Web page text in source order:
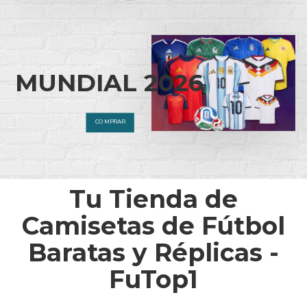
MUNDIAL 2026
COMPRAR
Tu Tienda de
Camisetas de Fútbol
Baratas y Réplicas -
FuTop1